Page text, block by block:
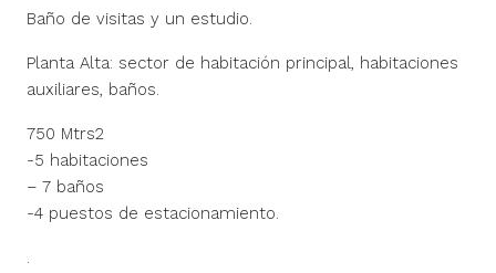
Baño de visitas y un estudio.
Planta Alta: sector de habitación principal, habitaciones
auxiliares, baños.
750 Mtrs2
-5 habitaciones
– 7 baños
-4 puestos de estacionamiento.
.